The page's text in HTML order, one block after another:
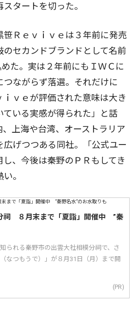
タートを切った。
Ｒｅｖｉｖｅは３年前に発売
のセカンドブランドとして名前
めた。実は２年前にもＩＷＣに
つながらず落選。それだけに
ｉｖｅが評価された意味は大き
ている実感が得られた」と話
、上海や台湾、オーストラリア
広げつつある同社。「公式ユー
、今後は秦野のＰＲもしてき
。
祠 ８月末まで「夏詣」開催中 ”秦
られる秦野市の出雲大社相模分祠で、さ
なつもうで）」が８月31日（月）まで開
(PR)